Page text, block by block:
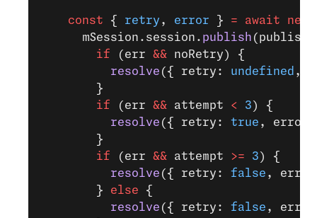
    const
{ retry , error } = await new
      mSession.session.
publish
        if
(err && noRetry) {
          resolve
({ retry: undefined ,
        }
        if
(err && attempt < 3 ) {
          resolve
({ retry: true ,
        }
        if
(err && attempt >= 3 ) {
          resolve
({ retry: false ,
        }
else {
          resolve
({ retry: false ,